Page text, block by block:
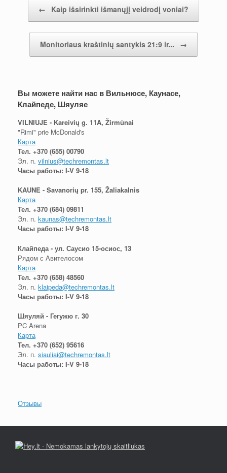
← Kaip išsirinkti išmanųjį veidrodį voniai?
Monitoriaus kraštinių santykis 21:9 ir... →
Вы можете найти нас в Вильнюсе, Каунасе,
Клайпеде, Шяуляе
VILNIUJE - Kareivių g. 11A, Žirmūnai
"Rimi" prie McDonald's
Карта
Тел. +370 (655) 00790
Эл. п. vilnius@techremontas.lt
Часы работы: I-V 9-18
KAUNE - Savanorių pr. 155, Žaliakalnis
Карта
Тел. +370 (684) 09811
Эл. п. kaunas@techremontas.lt
Часы работы: I-V 9-18
Клайпеда - ул. Саусио 15-осиос, 13
Рядом с Авителосом
Карта
Тел. +370 (658) 48560
Эл. п. klaipeda@techremontas.lt
Часы работы: I-V 9-18
Шяуляй - Гегужю г. 30
PC Arena
Карта
Тел. +370 (652) 95616
Эл. п. siauliai@techremontas.lt
Часы работы: I-V 9-18
Отзывы